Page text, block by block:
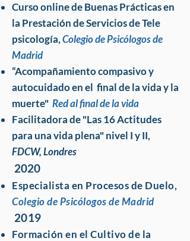
Curso online de Buenas Prácticas en
la Prestación de Servicios de Tele
psicología,Colegio de Psicólogos de
Madrid
“Acompañamiento compasivo y
autocuidado en el final de la vida y la
muerte" Red al final de la vida
Facilitadora de "Las 16 Actitudes
para una vida plena" nivel I y II,
FDCW, Londres
2020
Especialista en Procesos de Duelo,
Colegio de Psicólogos de Madrid
2019
Formación en el Cultivo de la